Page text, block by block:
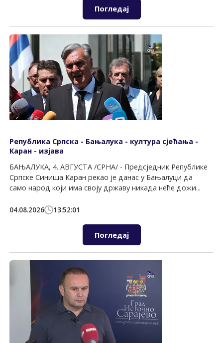
Погледај
Република Српска - Бањалука - култура сјећања -
Каран - изјава
БАЊАЛУКА, 4. АВГУСТА /СРНА/ - Предсједник Републике
Српске Синиша Каран рекао је данас у Бањалуци да
само народ који има своју државу никада неће дожи...
04.08.2026 13:52:01
Погледај